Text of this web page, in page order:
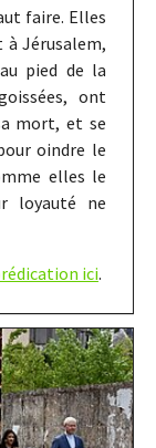
faire. Elles
à Jérusalem,
pied de la
ont
mort, et se
oindre le
elles le
loyauté ne
ici.